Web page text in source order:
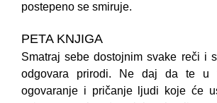
postepeno se smiruje.
PETA KNJIGA
Smatraj sebe dostojnim svake reči i
odgovara prirodi. Ne daj da te u
ogovaranje i pričanje ljudi koje će